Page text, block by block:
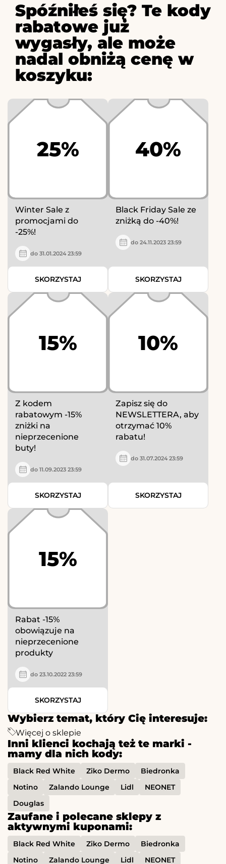
Wybierz temat, który Cię interesuje:
Więcej o sklepie
Inni klienci kochają też te marki -
mamy dla nich kody:
Black Red White Ziko Dermo
Biedronka
Notino
Zalando Lounge Lidl
NEONET
Douglas
Zaufane i polecane sklepy z
aktywnymi kuponami:
Black Red White Ziko Dermo
Biedronka
Notino
Zalando Lounge Lidl NEONET
Spóźniłeś się? Te kody
rabatowe już
wygasły, ale może
nadal obniżą cenę w
koszyku:
25%
Winter Sale z
promocjami do
-25%!
do 31.01.2024 23:59
SKORZYSTAJ
40%
Black Friday Sale ze
zniżką do -40%!
do 24.11.2023 23:59
SKORZYSTAJ
15%
Z kodem
rabatowym -15%
zniżki na
nieprzecenione
buty!
do 11.09.2023 23:59
SKORZYSTAJ
10%
Zapisz się do
NEWSLETTERA, aby
otrzymać 10%
rabatu!
do 31.07.2024 23:59
SKORZYSTAJ
15%
Rabat -15%
obowiązuje na
nieprzecenione
produkty
do 23.10.2022 23:59
SKORZYSTAJ